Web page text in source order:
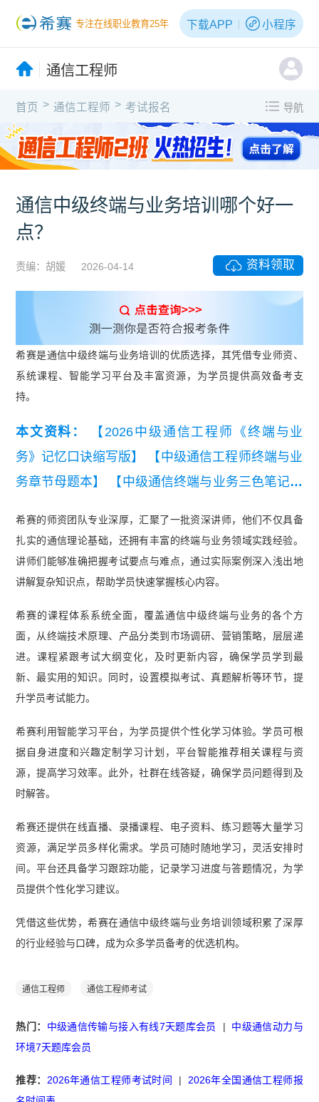
专注在线职业教育25年 下载APP 小程序
通信工程师
首页 > 通信工程师 > 考试报名 导航
通信中级终端与业务培训哪个好一
点？
责编：胡媛 2026-04-14 资料领取
希赛是通信中级终端与业务培训的优质选择，其凭借专业师资、
系统课程、智能学习平台及丰富资源，为学员提供高效备考支
持。
本文资料：
【2026中级通信工程师《终端与业
务》记忆口诀缩写版】
【中级通信工程师终端与业
务章节母题本】
【中级通信终端与业务三色笔记】
版）】
【中级通信工程师终端与业务历年真题汇
总】 【2026年中级通信工程师终端与业务知识点
集锦】 【2026年中级通信工程师综合能力知识点
集锦】
【2025年中级通信工程师终端与业务填空
版背诵本】 【中级通信工程师综合能力冲刺知识
点】
希赛的师资团队专业深厚，汇聚了一批资深讲师，他们不仅具备
扎实的通信理论基础，还拥有丰富的终端与业务领域实践经验。
讲师们能够准确把握考试要点与难点，通过实际案例深入浅出地
讲解复杂知识点，帮助学员快速掌握核心内容。
希赛的课程体系系统全面，覆盖通信中级终端与业务的各个方
面，从终端技术原理、产品分类到市场调研、营销策略，层层递
进。课程紧跟考试大纲变化，及时更新内容，确保学员学到最
新、最实用的知识。同时，设置模拟考试、真题解析等环节，提
升学员考试能力。
希赛利用智能学习平台，为学员提供个性化学习体验。学员可根
据自身进度和兴趣定制学习计划，平台智能推荐相关课程与资
源，提高学习效率。此外，社群在线答疑，确保学员问题得到及
时解答。
希赛还提供在线直播、录播课程、电子资料、练习题等大量学习
资源，满足学员多样化需求。学员可随时随地学习，灵活安排时
间。平台还具备学习跟踪功能，记录学习进度与答题情况，为学
员提供个性化学习建议。
凭借这些优势，希赛在通信中级终端与业务培训领域积累了深厚
的行业经验与口碑，成为众多学员备考的优选机构。
通信工程师 通信工程师考试
热门： 中级通信传输与接入有线7天题库会员 | 中级通信动力与
环境7天题库会员
推荐： 2026年通信工程师考试时间 | 2026年全国通信工程师报